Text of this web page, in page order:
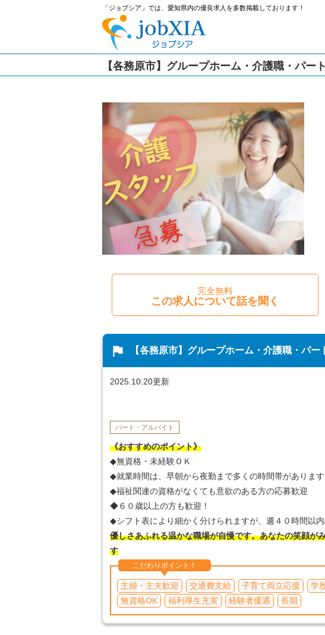
「ジョブシア」では、愛知県内の優良求人を多数掲載しております！
【各務原市】グループホーム・介護職・パート
完全無料
この求人について話を聞く
flag 【各務原市】グループホーム・介護職・パー
2025.10.20更新
パート・アルバイト
《おすすめのポイント》
◆無資格・未経験ＯＫ
◆就業時間は、早朝から夜勤まで多くの時間帯があります
◆福祉関連の資格がなくても意欲のある方の応募歓迎
◆６０歳以上の方も歓迎！
◆シフト表により細かく分けられますが、週４０時間以
優しさあふれる温かな職場が自慢です。あなたの笑顔が
す
こだわりポイント！
主婦・主夫歓迎 交通費支給 子育て両立応援 学
無資格OK
福利厚生充実 経験者優遇 長期